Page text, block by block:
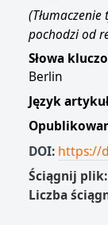
(Tłumaczenie
pochodzi od
Słowa
Berlin
Język
DOI: https://
Ściągnij plik:
Liczba